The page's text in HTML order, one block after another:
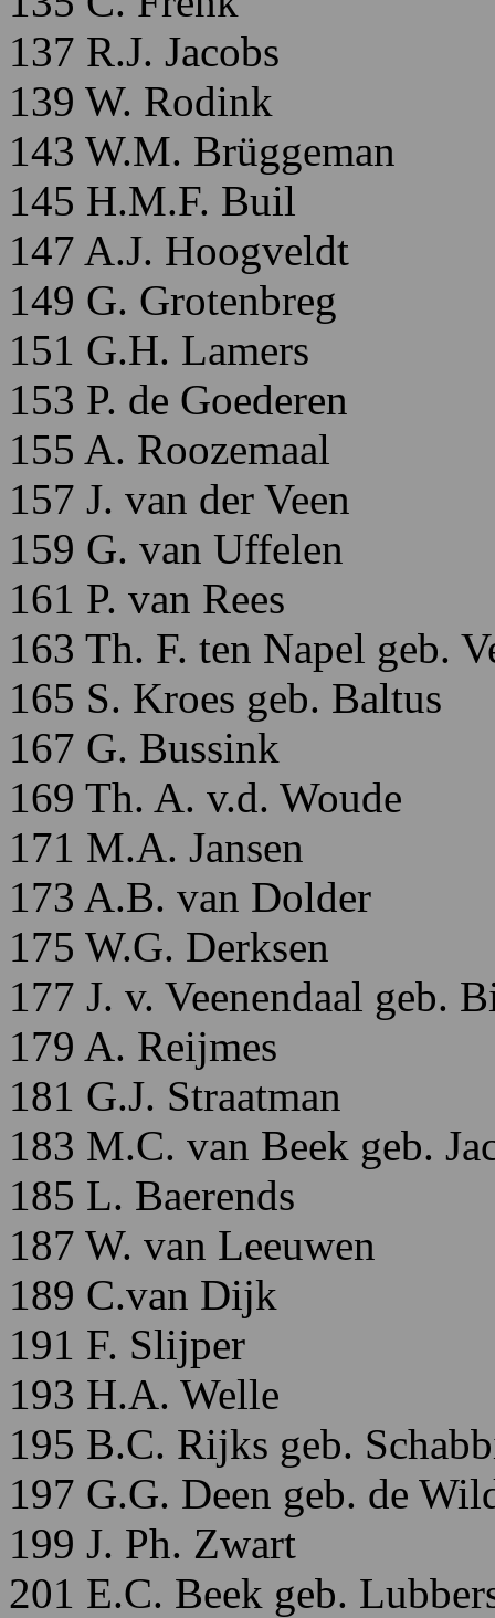
137 R.J. Jacobs
139 W. Rodink
143 W.M. Brüggeman
145 H.M.F. Buil
147 A.J. Hoogveldt
149 G. Grotenbreg
151 G.H. Lamers
153 P. de Goederen
155 A. Roozemaal
157 J. van der Veen
159 G. van Uffelen
161 P. van Rees
163 Th. F. ten Napel geb.
165 S. Kroes geb. Baltus
167 G. Bussink
169 Th. A. v.d. Woude
171 M.A. Jansen
173 A.B. van Dolder
175 W.G. Derksen
177 J. v. Veenendaal geb.
179 A. Reijmes
181 G.J. Straatman
183 M.C. van Beek geb.
185 L. Baerends
187 W. van Leeuwen
189 C.van Dijk
191 F. Slijper
193 H.A. Welle
195 B.C. Rijks geb.
197 G.G. Deen geb. de
199 J. Ph. Zwart
201 E.C. Beek geb.